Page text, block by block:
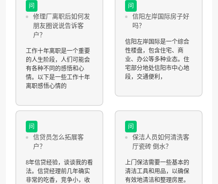
问
修理厂离职后如何发
朋友圈说说告诉客
户？
工作十年离职是一个重要
的人生阶段，人们可能会
有各种不同的感悟和心
情。以下是一些工作十年
离职感悟心情的
问
信阳左岸国际房子好
吗？
信阳左岸国际是一个综合
性楼盘，包含住宅、商
业、办公等多种业态。住
宅部分地处信阳市中心地
段，交通便利，
问
信贷员怎么拓展客
户？
8年信贷经验，谈谈我的看
法。信贷经理前几年确实
非常的吃香，竞争小，收
问
保洁人员如何清洗客
厅瓷砖 倒水？
上门保洁需要一些基本的
清洁工具和用品，以确保
有效地清洁和整理房屋。